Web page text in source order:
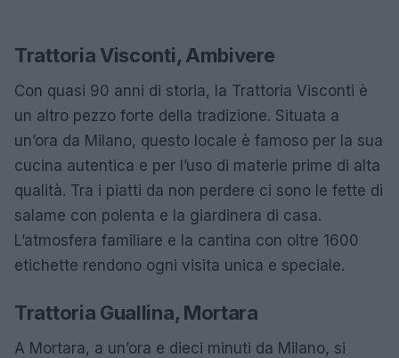
Trattoria Visconti, Ambivere
Con quasi 90 anni di storia, la Trattoria Visconti è
un altro pezzo forte della tradizione. Situata a
un’ora da Milano, questo locale è famoso per la sua
cucina autentica e per l’uso di materie prime di alta
qualità. Tra i piatti da non perdere ci sono le fette di
salame con polenta e la giardinera di casa.
L’atmosfera familiare e la cantina con oltre 1600
etichette rendono ogni visita unica e speciale.
Trattoria Guallina, Mortara
A Mortara, a un’ora e dieci minuti da Milano, si